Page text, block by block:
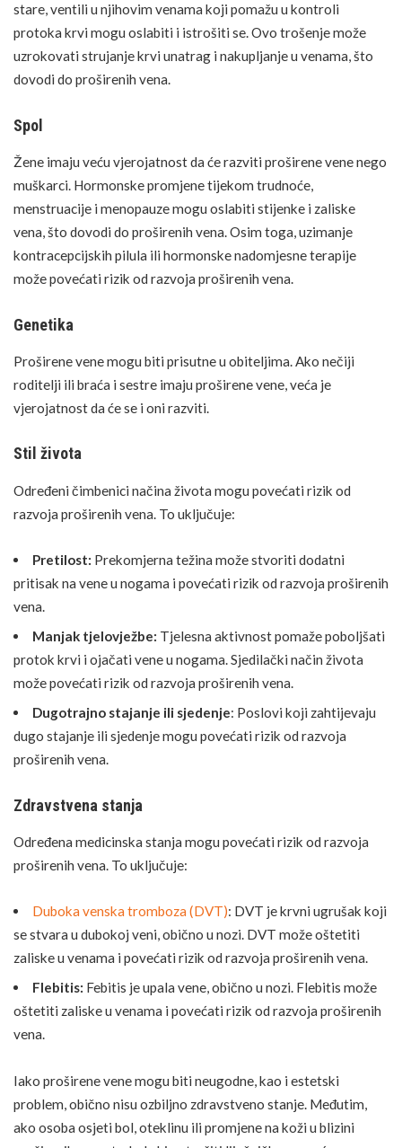
stare, ventili u njihovim venama koji pomažu u kontroli
protoka krvi mogu oslabiti i istrošiti se. Ovo trošenje može
uzrokovati strujanje krvi unatrag i nakupljanje u venama, što
dovodi do proširenih vena.
Spol
Žene imaju veću vjerojatnost da će razviti proširene vene nego
muškarci. Hormonske promjenetijekom trudnoće,
menstruacije i menopauzemogu oslabiti stijenke i zaliske
vena, što dovodi do proširenih vena. Osim toga, uzimanje
kontracepcijskih pilula ili hormonske nadomjesne terapije
može povećati rizik od razvoja proširenih vena.
Genetika
Proširene vene mogu biti prisutne u obiteljima. Ako nečiji
roditelji ili braća i sestre imaju proširene vene, veća je
vjerojatnost da će se i oni razviti.
Stil života
Određeni čimbenici načina života mogu povećati rizik od
razvoja proširenih vena. To uključuje:
Pretilost: Prekomjerna težina može stvoriti dodatni
pritisak na vene u nogama i povećati rizik od razvoja proširenih
vena.
Manjak tjelovježbe: Tjelesna aktivnost pomaže poboljšati
protok krvi i ojačati vene u nogama. Sjedilački način života
može povećati rizik od razvoja proširenih vena.
Dugotrajno stajanje ili sjedenje: Poslovi koji zahtijevaju
dugo stajanje ili sjedenje mogu povećati rizik od razvoja
proširenih vena.
Zdravstvena stanja
Određena medicinska stanja mogu povećati rizik od razvoja
proširenih vena. To uključuje:
Duboka venska tromboza (DVT): DVT je krvni ugrušak koji
se stvara u dubokoj veni, obično u nozi. DVT može oštetiti
zaliske u venama i povećati rizik od razvoja proširenih vena.
Flebitis: Febitis je upala vene, obično u nozi. Flebitis može
oštetiti zaliske u venama i povećati rizik od razvoja proširenih
vena.
Iako proširene vene mogu biti neugodne, kao i estetski
problem, obično nisu ozbiljno zdravstveno stanje. Međutim,
ako osoba osjeti bol, oteklinu ili promjene na koži u blizini